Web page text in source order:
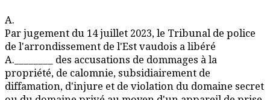
A.
Par jugement du 14 juillet 2023, le Tribunal de police
de l'arrondissement de l'Est vaudois a libéré
A.________ des accusations de dommages à la
propriété, de calomnie, subsidiairement de
diffamation, d'injure et de violation du domaine secret